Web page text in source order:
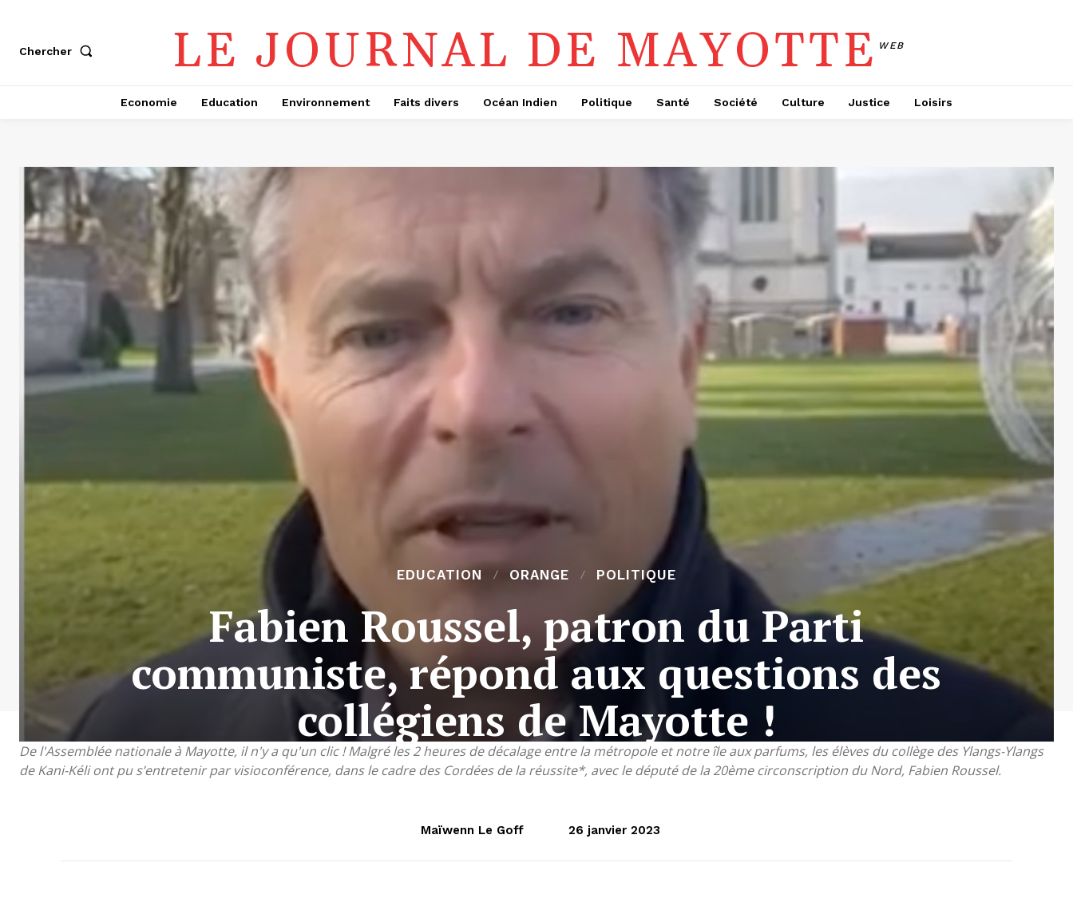
Chercher LE JOURNAL DE MAYOTTE WEB
Economie Education Environnement Faits divers Océan Indien Politique Santé Société Culture Justice Loisirs
De l'Assemblée nationale à Mayotte, il n'y a qu'un clic ! Malgré les 2 heures de décalage entre la métropole et notre île aux parfums, les élèves du collège des Ylangs-Ylangs
de Kani-Kéli ont pu s’entretenir par visioconférence, dans le cadre des Cordées de la réussite*, avec le député de la 20ème circonscription du Nord, Fabien Roussel.
EDUCATION ORANGE POLITIQUE
Fabien Roussel, patron du Parti
communiste, répond aux questions des
collégiens de Mayotte !
Maïwenn Le Goff 26 janvier 2023